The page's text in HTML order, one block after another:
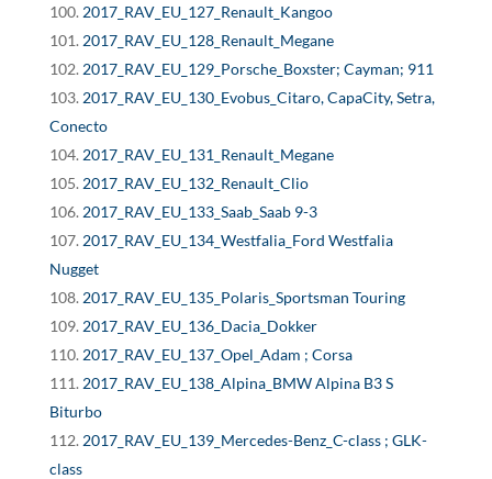
2017_RAV_EU_127_Renault_Kangoo
2017_RAV_EU_128_Renault_Megane
2017_RAV_EU_129_Porsche_Boxster; Cayman; 911
2017_RAV_EU_130_Evobus_Citaro, CapaCity, Setra,
Conecto
2017_RAV_EU_131_Renault_Megane
2017_RAV_EU_132_Renault_Clio
2017_RAV_EU_133_Saab_Saab 9-3
2017_RAV_EU_134_Westfalia_Ford Westfalia
Nugget
2017_RAV_EU_135_Polaris_Sportsman Touring
2017_RAV_EU_136_Dacia_Dokker
2017_RAV_EU_137_Opel_Adam ; Corsa
2017_RAV_EU_138_Alpina_BMW Alpina B3 S
Biturbo
2017_RAV_EU_139_Mercedes-Benz_C-class ; GLK-
class